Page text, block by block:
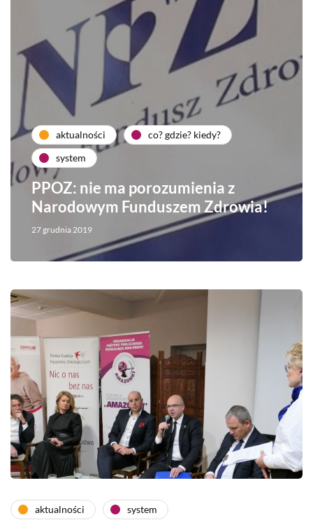
aktualności
co? gdzie? kiedy?
system
PPOZ: nie ma porozumienia z
Narodowym Funduszem Zdrowia!
27 grudnia 2019
aktualności system